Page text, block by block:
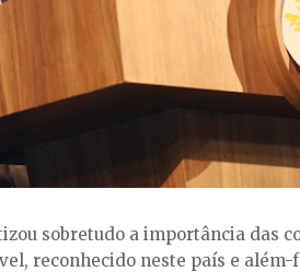
sobretudo a importância das
reconhecido neste país e além-